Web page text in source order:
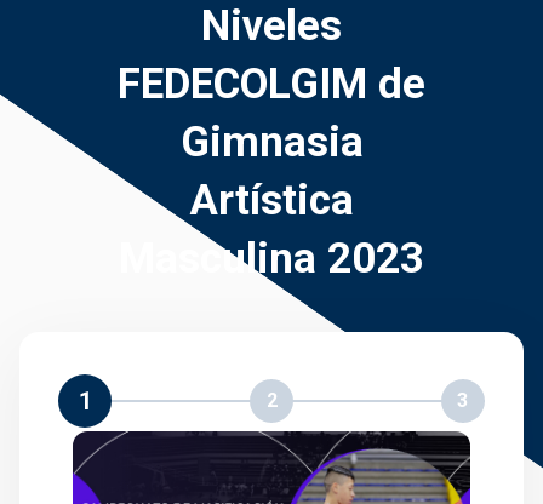
Niveles
FEDECOLGIM de
Gimnasia
Artística
Masculina 2023
1 2 3